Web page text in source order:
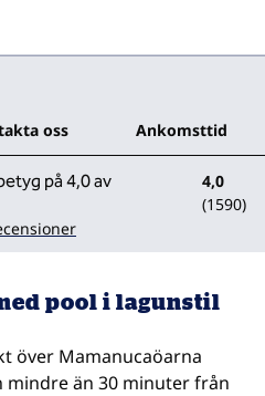
oss Ankomsttid
4,0
(1590)
pool i lagunstil
över Mamanucaöarna
mindre än 30 minuter från